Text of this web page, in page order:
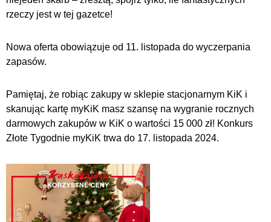
rzeczy jest w tej gazetce! ️
Nowa oferta obowiązuje od 11. listopada do wyczerpania
zapasów.
Pamiętaj, że robiąc zakupy w sklepie stacjonarnym KiK i
skanując kartę myKiK masz szansę na wygranie rocznych
darmowych zakupów w KiK o wartości 15 000 zł! Konkurs
Złote Tygodnie myKiK trwa do 17. listopada 2024.